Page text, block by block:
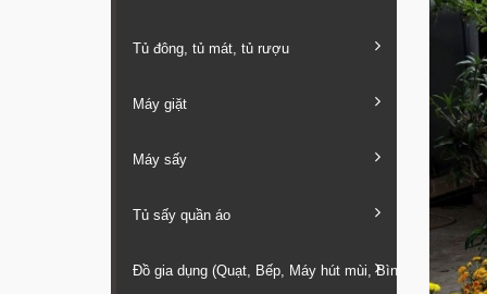
Tủ đông, tủ mát, tủ rượu
Máy giặt
Máy sấy
Tủ sấy quần áo
Đồ gia dụng (Quạt, Bếp, Máy hút mùi, Bình nóng lạnh...)